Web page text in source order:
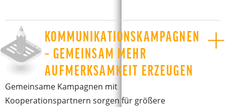
KOMMUNIKATIONSKAMPAGNEN
– GEMEINSAM MEHR
AUFMERKSAMKEIT ERZEUGEN
Gemeinsame Kampagnen mit
Kooperationspartnern sorgen für größere